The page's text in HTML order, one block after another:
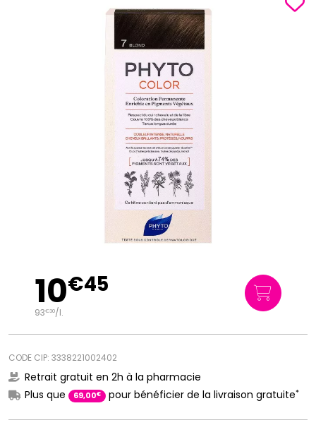
10€45
93€30/l.
CODE CIP: 3338221002402
Retrait gratuit en 2h à la pharmacie
Plus que
69,00€ pour bénéficier de la livraison gratuite*